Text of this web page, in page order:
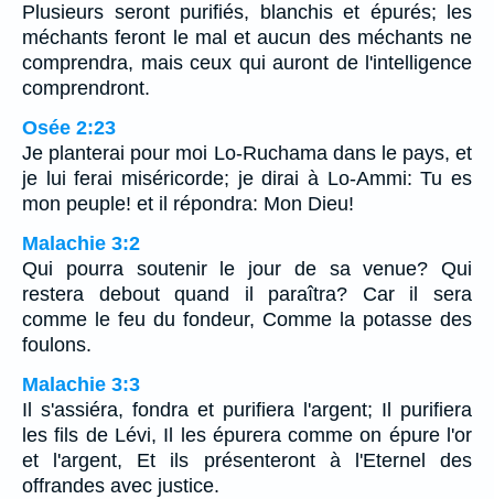
Plusieurs seront purifiés, blanchis et épurés; les
méchants feront le mal et aucun des méchants ne
comprendra, mais ceux qui auront de l'intelligence
comprendront.
Osée 2:23
Je planterai pour moi Lo-Ruchama dans le pays, et
je lui ferai miséricorde; je dirai à Lo-Ammi: Tu es
mon peuple! et il répondra: Mon Dieu!
Malachie 3:2
Qui pourra soutenir le jour de sa venue? Qui
restera debout quand il paraîtra? Car il sera
comme le feu du fondeur, Comme la potasse des
foulons.
Malachie 3:3
Il s'assiéra, fondra et purifiera l'argent; Il purifiera
les fils de Lévi, Il les épurera comme on épure l'or
et l'argent, Et ils présenteront à l'Eternel des
offrandes avec justice.